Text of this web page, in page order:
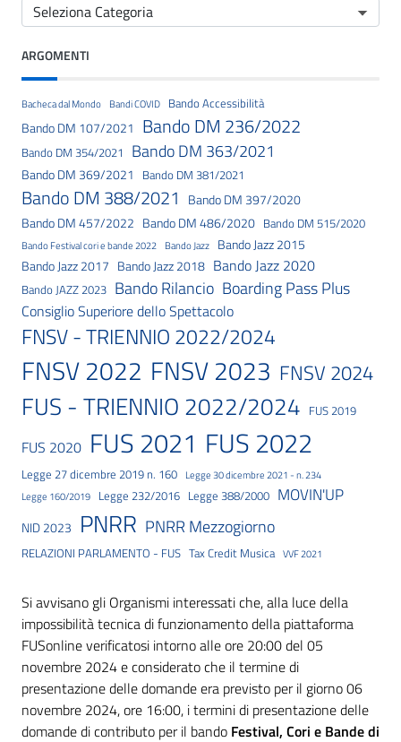
ARGOMENTI
Bacheca dal Mondo Bandi COVID Bando Accessibilità
Bando DM 107/2021 Bando DM 236/2022
Bando DM 354/2021 Bando DM 363/2021
Bando DM 369/2021 Bando DM 381/2021
Bando DM 388/2021 Bando DM 397/2020
Bando DM 457/2022 Bando DM 486/2020 Bando DM 515/2020
Bando Festival cori e bande 2022 Bando Jazz
Bando Jazz 2015
Bando Jazz 2017 Bando Jazz 2018 Bando Jazz 2020
Bando JAZZ 2023 Bando Rilancio Boarding Pass Plus
Consiglio Superiore dello Spettacolo
FNSV - TRIENNIO 2022/2024
FNSV 2022 FNSV 2023 FNSV 2024
FUS - TRIENNIO 2022/2024 FUS 2019
FUS 2020 FUS 2021 FUS 2022
Legge 27 dicembre 2019 n. 160
Legge 30 dicembre 2021 - n. 234
Legge 160/2019
Legge 232/2016 Legge 388/2000 MOVIN'UP
NID 2023 PNRR PNRR Mezzogiorno
RELAZIONI PARLAMENTO - FUS Tax Credit Musica VVF 2021
Si avvisano gli Organismi interessati che, alla luce della
impossibilità tecnica di funzionamento della piattaforma
FUSonline verificatosi intorno alle ore 20:00 del 05
novembre 2024 e considerato che il termine di
presentazione delle domande era previsto per il giorno 06
novembre 2024, ore 16:00, i termini di presentazione delle
domande di contributo per il bando Festival, Cori e Bande di